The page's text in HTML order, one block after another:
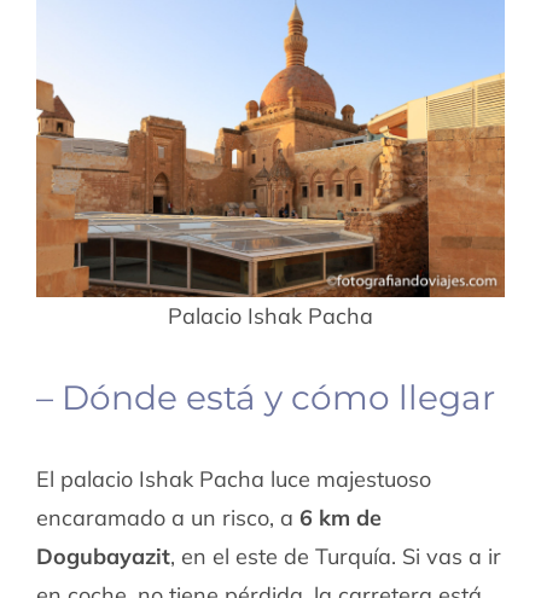
Palacio Ishak Pacha
– Dónde está y cómo llegar
El palacio Ishak Pacha luce majestuoso
encaramado a un risco, a 6 km de
Dogubayazit, en el este de Turquía. Si vas a ir